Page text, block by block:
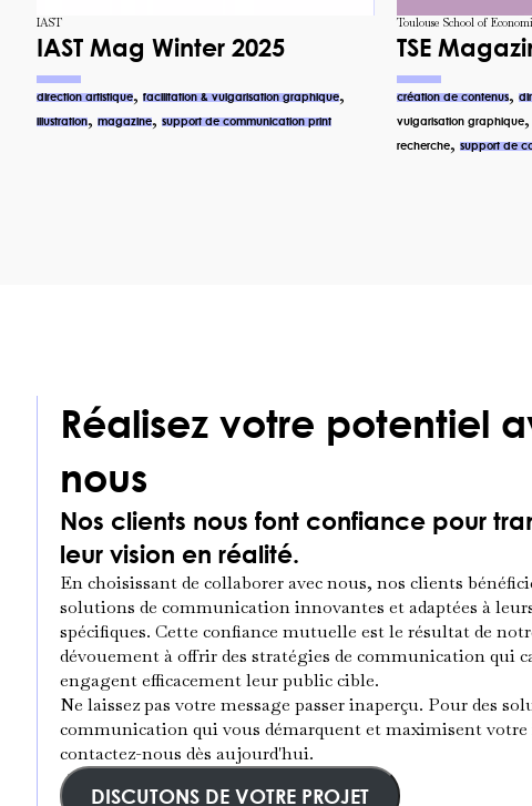
IAST
IAST Mag Winter 2025
direction artistique,facilitation & vulgarisation graphique,
illustration,magazine,support de communication print
Toulouse School of
TSE
création de contenus,
vulgarisation graphique,
recherche, support de
Réalisez votre potentiel
nous
Nos clients nous font confiance pour
leur vision en réalité.
En choisissant de collaborer avec nous, nos clients
solutions de communication innovantes et adaptées à
spécifiques. Cette confiance mutuelle est le résultat de
dévouement à offrir des stratégies de communication qui
engagent efficacement leur public cible.
Ne laissez pas votre message passer inaperçu. Pour des
communication qui vous démarquent et maximisent
contactez-nous dès aujourd'hui.
DISCUTONS DE VOTRE PROJET